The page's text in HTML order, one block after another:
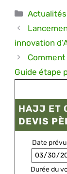
Catégories
Actualités
innovation
Guide étape
HAJJ ET
DEVIS
Date
Durée du